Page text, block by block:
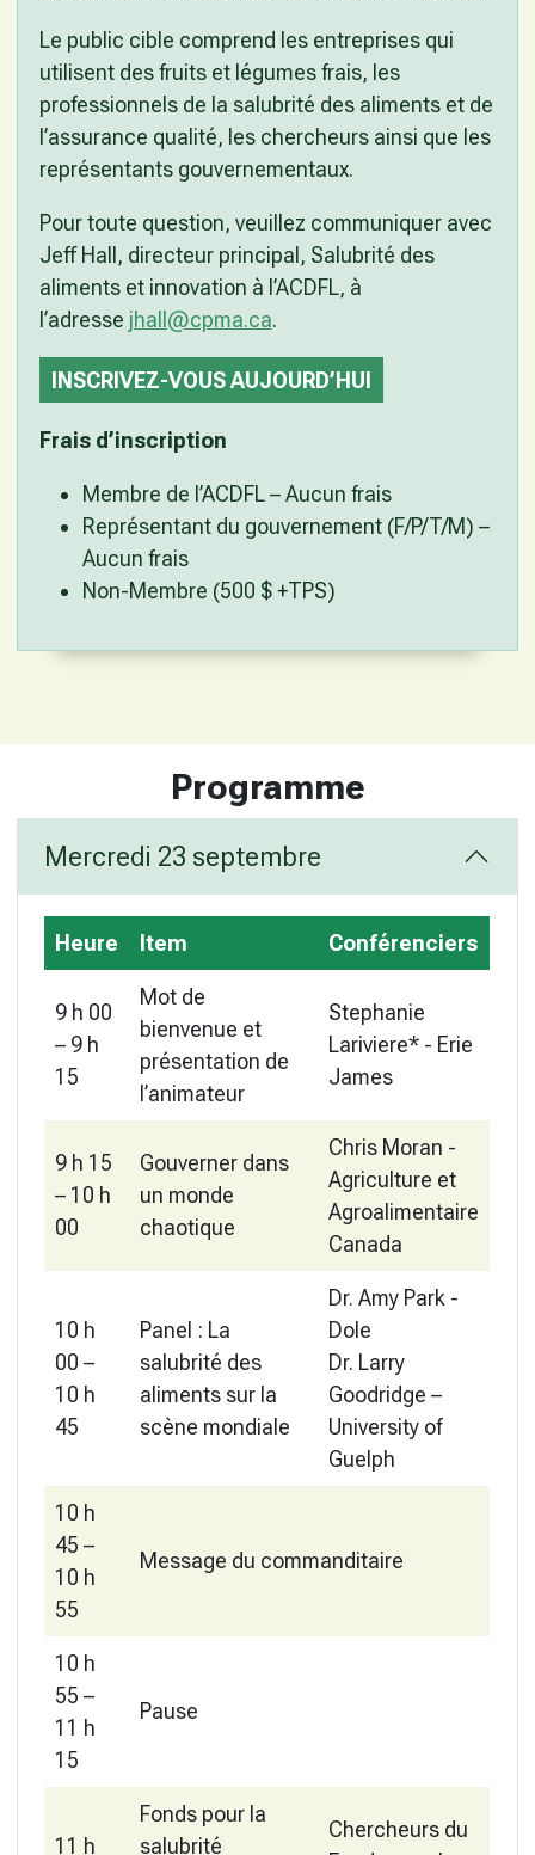
Le public cible comprend les entreprises qui
utilisent des fruits et légumes frais, les
professionnels de la salubrité des aliments et de
l’assurance qualité, les chercheurs ainsi que les
représentants gouvernementaux.
Pour toute question, veuillez communiquer avec
Jeff Hall, directeur principal, Salubrité des
aliments et innovation à l’ACDFL, à
l’adresse jhall@cpma.ca.
INSCRIVEZ-VOUS AUJOURD’HUI
Frais d’inscription
Membre de l’ACDFL – Aucun frais
Représentant du gouvernement (F/P/T/M) –
Aucun frais
Non-Membre (500 $ +TPS)
Programme
Mercredi 23 septembre
Heure Item Conférenciers
9 h 00
– 9 h
15
Mot de
bienvenue et
présentation de
l’animateur
Stephanie
Lariviere* - Erie
James
9 h 15
– 10 h
00
Gouverner dans
un monde
chaotique
Chris Moran -
Agriculture et
Agroalimentaire
Canada
10 h
00 –
10 h
45
Panel : La
salubrité des
aliments sur la
scène mondiale
Dr. Amy Park -
Dole
Dr. Larry
Goodridge –
University of
Guelph
10 h
45 –
10 h
55
Message du commanditaire
10 h
55 –
11 h
15
Pause
11 h
Fonds pour la
salubrité
Chercheurs du